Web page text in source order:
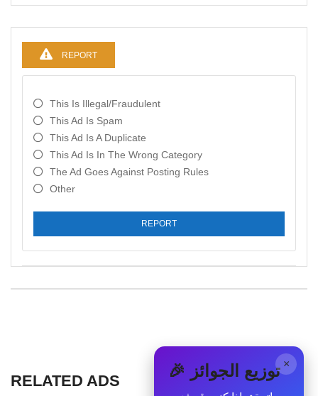
REPORT
This Is Illegal/fraudulent
This Ad Is Spam
This Ad Is A Duplicate
This Ad Is In The Wrong Category
The Ad Goes Against Posting Rules
Other
REPORT
RELATED ADS
× 🎉 توزيع الجوائز